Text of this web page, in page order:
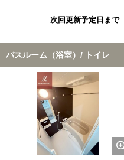
次回更新予定日まで
バスルーム（浴室）/ トイレ